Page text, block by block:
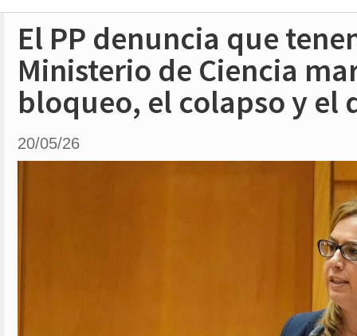
El PP denuncia que
Ministerio de Ciencia
bloqueo, el colapso y el
20/05/26